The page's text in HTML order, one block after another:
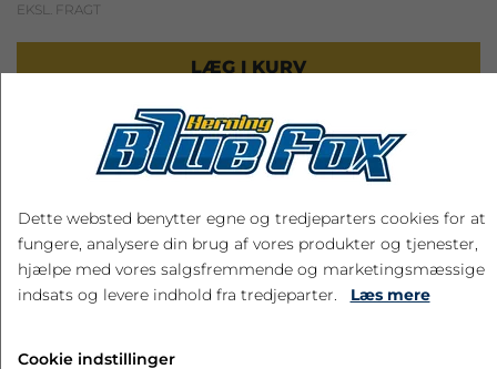
EKSL. FRAGT
LÆG I KURV
RELATEREDE PRODUKTER
Dette websted benytter egne og tredjeparters cookies for at
fungere, analysere din brug af vores produkter og tjenester,
hjælpe med vores salgsfremmende og marketingsmæssige
indsats og levere indhold fra tredjeparter.
Læs mere
Cookie indstillinger